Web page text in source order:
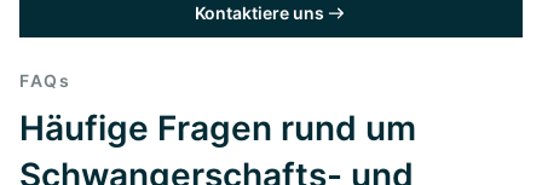
Kontaktiere uns
FAQs
Häufige Fragen rund um
Schwangerschafts- und